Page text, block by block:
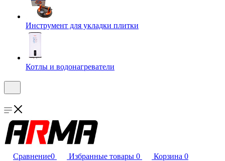
Инструмент для укладки плитки
Котлы и водонагреватели
Сравнение0 Избранные товары 0 Корзина 0